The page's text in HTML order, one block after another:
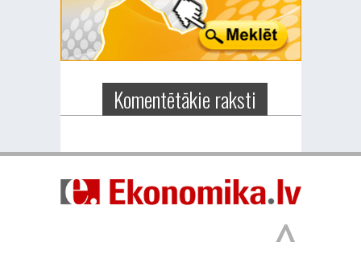
Komentētākie raksti